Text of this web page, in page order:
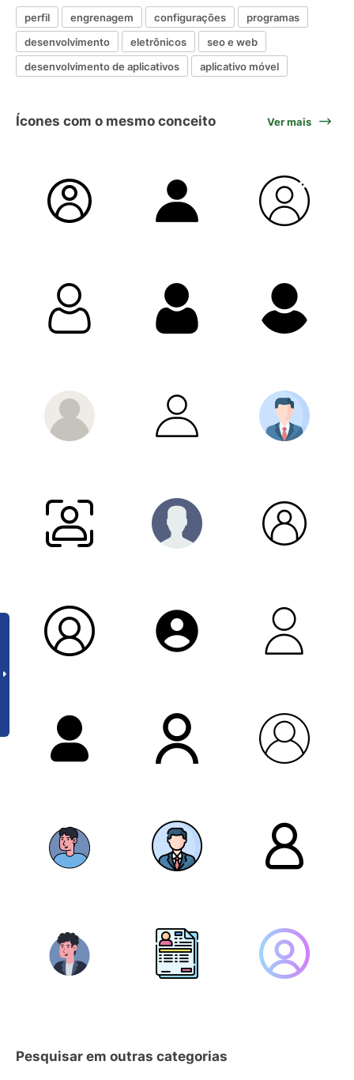
perfil engrenagem configurações
programas
desenvolvimento
eletrônicos
seo e web
desenvolvimento de aplicativos
aplicativo móvel
Ícones com o mesmo conceito Ver mais
Pesquisar em outras categorias